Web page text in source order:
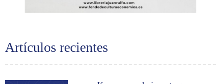
Artículos recientes